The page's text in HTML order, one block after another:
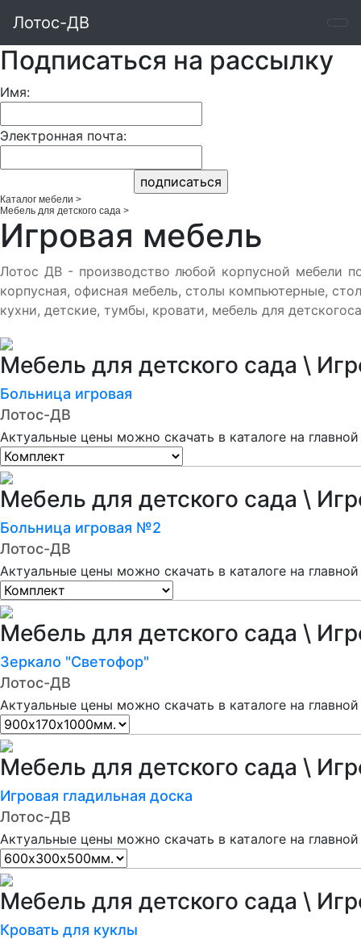
Лотос-ДВ
Подписаться на рассылку
Имя:
Электронная почта:
Каталог мебели >
Мебель для детского сада >
Игровая мебель
Лотос ДВ - производство любой корпусной мебели
корпусная, офисная мебель, столы компьютерные,
кухни, детские, тумбы, кровати, мебель для
Мебель для детского сада \
Больница игровая
Лотос-ДВ
Актуальные цены можно скачать в каталоге на
Мебель для детского сада \
Больница игровая №2
Лотос-ДВ
Актуальные цены можно скачать в каталоге на
Мебель для детского сада \
Зеркало "Светофор"
Лотос-ДВ
Актуальные цены можно скачать в каталоге на
Мебель для детского сада \
Игровая гладильная доска
Лотос-ДВ
Актуальные цены можно скачать в каталоге на
Мебель для детского сада \
Кровать для куклы